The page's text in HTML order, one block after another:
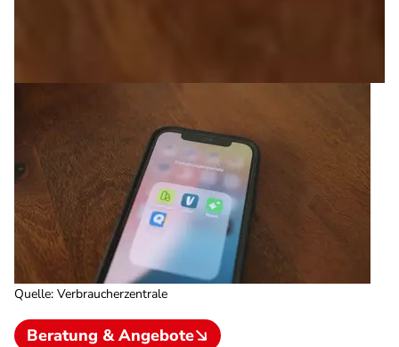
Quelle: Verbraucherzentrale
Beratung & Angebote